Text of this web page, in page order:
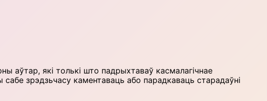
аўтар, які толькі што падрыхтаваў касмалагічнае
зрэдзьчасу каментаваць або парадкаваць старадаўні